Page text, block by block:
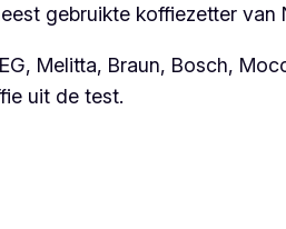
gebruikte koffiezetter van
Melitta, Braun, Bosch,
uit de test.